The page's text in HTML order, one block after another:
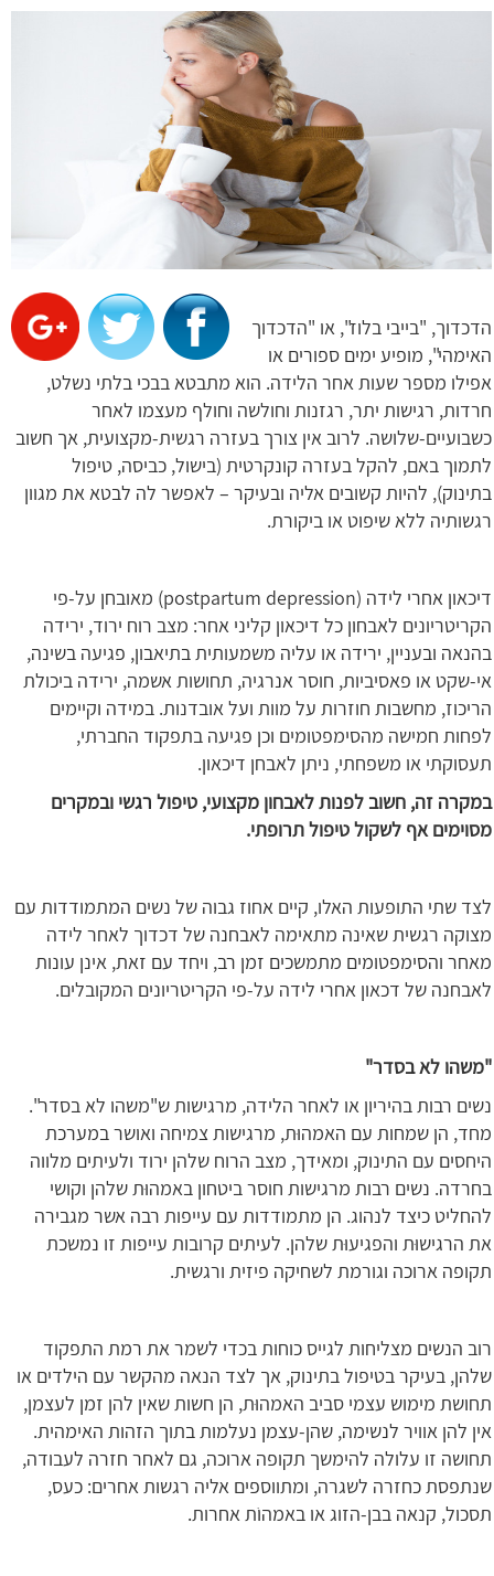
הדכדוך, "בייבי בלוז", או "הדכדוך
האימהי", מופיע ימים ספורים או
אפילו מספר שעות אחר הלידה. הוא מתבטא בבכי בלתי נשלט,
חרדות, רגישות יתר, רגזנות וחולשה וחולף מעצמו לאחר
כשבועיים-שלושה. לרוב אין צורך בעזרה רגשית-מקצועית, אך חשוב
לתמוך באם, להקל בעזרה קונקרטית (בישול, כביסה, טיפול
בתינוק), להיות קשובים אליה ובעיקר – לאפשר לה לבטא את מגוון
רגשותיה ללא שיפוט או ביקורת.
דיכאון אחרי לידה (postpartum depression) מאובחן על-פי
הקריטריונים לאבחון כל דיכאון קליני אחר: מצב רוח ירוד, ירידה
בהנאה ובעניין, ירידה או עליה משמעותית בתיאבון, פגיעה בשינה,
אי-שקט או פאסיביות, חוסר אנרגיה, תחושות אשמה, ירידה ביכולת
הריכוז, מחשבות חוזרות על מוות ועל אובדנות. במידה וקיימים
לפחות חמישה מהסימפטומים וכן פגיעה בתפקוד החברתי,
תעסוקתי או משפחתי, ניתן לאבחן דיכאון.
במקרה זה, חשוב לפנות לאבחון מקצועי, טיפול רגשי ובמקרים
מסוימים אף לשקול טיפול תרופתי.
לצד שתי התופעות האלו, קיים אחוז גבוה של נשים המתמודדות עם
מצוקה רגשית שאינה מתאימה לאבחנה של דכדוך לאחר לידה
מאחר והסימפטומים מתמשכים זמן רב, ויחד עם זאת, אינן עונות
לאבחנה של דכאון אחרי לידה על-פי הקריטריונים המקובלים.
"משהו לא בסדר"
נשים רבות בהיריון או לאחר הלידה, מרגישות ש"משהו לא בסדר".
מחד, הן שמחות עם האמהוּת, מרגישות צמיחה ואושר במערכת
היחסים עם התינוק, ומאידך, מצב הרוח שלהן ירוד ולעיתים מלווה
בחרדה. נשים רבות מרגישות חוסר ביטחון באמהוּת שלהן וקושי
להחליט כיצד לנהוג. הן מתמודדות עם עייפות רבה אשר מגבירה
את הרגישוּת והפגיעוּת שלהן. לעיתים קרובות עייפות זו נמשכת
תקופה ארוכה וגורמת לשחיקה פיזית ורגשית.
רוב הנשים מצליחות לגייס כוחות בכדי לשמר את רמת התפקוד
שלהן, בעיקר בטיפול בתינוק, אך לצד הנאה מהקשר עם הילדים או
תחושת מימוש עצמי סביב האמהוּת, הן חשות שאין להן זמן לעצמן,
אין להן אוויר לנשימה, שהן-עצמן נעלמות בתוך הזהות האימהית.
תחושה זו עלולה להימשך תקופה ארוכה, גם לאחר חזרה לעבודה,
שנתפסת כחזרה לשגרה, ומתווספים אליה רגשות אחרים: כעס,
תסכול, קנאה בבן-הזוג או באמהוֹת אחרות.